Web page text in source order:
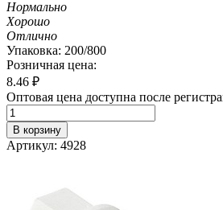
Нормально
Хорошо
Отлично
Упаковка: 200/800
Розничная цена:
8.46 ₽
Оптовая цена доступна после
В корзину
Артикул: 4928